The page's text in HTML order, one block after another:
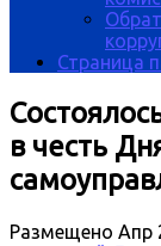
Страница
в честь
Размещено Апр